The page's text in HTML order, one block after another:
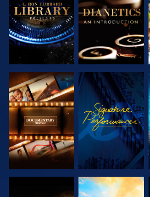
ENTDECKEN
ENTDECKEN
SERIE
ENTDECKEN
ANSEHEN